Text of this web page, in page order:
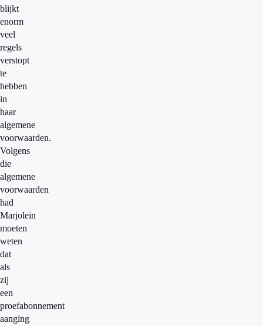
blijkt
enorm
veel
regels
verstopt
te
hebben
in
haar
algemene
voorwaarden.
Volgens
die
algemene
voorwaarden
had
Marjolein
moeten
weten
dat
als
zij
een
proefabonnement
aanging